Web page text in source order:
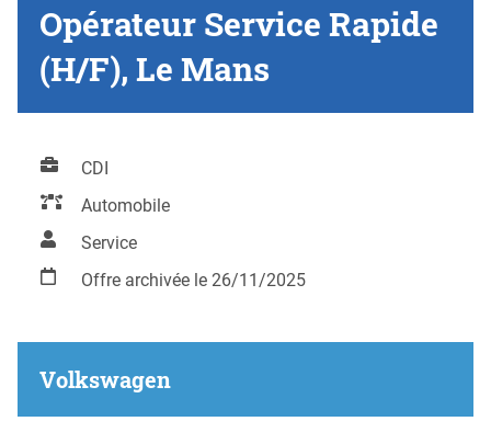
Opérateur Service Rapide
(H/F), Le Mans
CDI
Automobile
Service
Offre archivée le 26/11/2025
Volkswagen